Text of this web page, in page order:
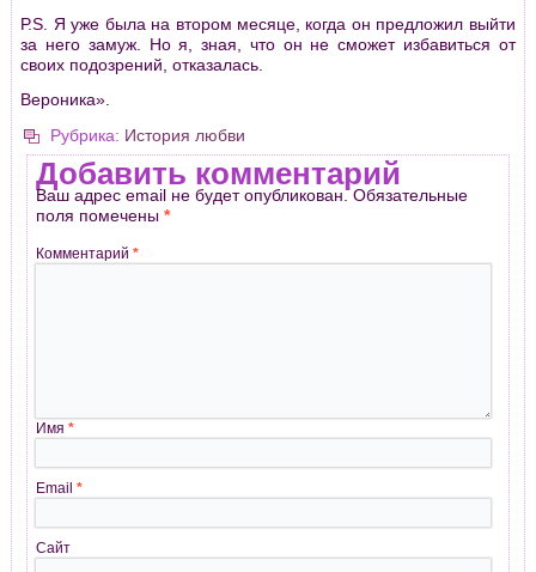
Р.S. Я уже была на втором месяце, когда он предложил выйти
за него замуж. Но я, зная, что он не сможет избавиться от
своих подозрений, отказалась.
Вероника».
Рубрика: История любви
Добавить комментарий
Ваш адрес email не будет опубликован. Обязательные
поля помечены*
Комментарий*
Имя*
Email*
Сайт